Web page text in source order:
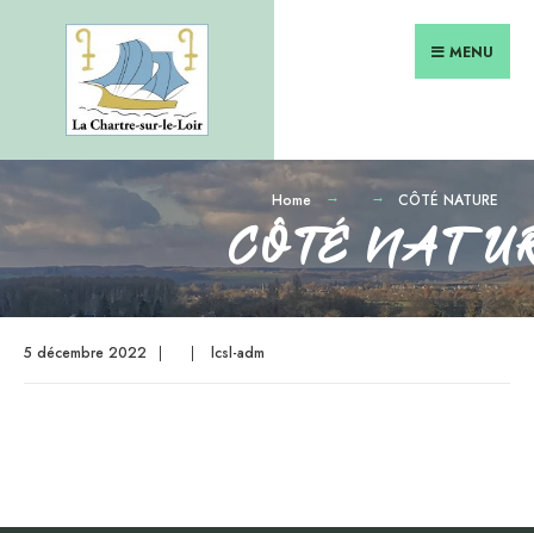
content
MENU
Home CÔTÉ NATURE
CÔTÉ
5 décembre 2022 | | lcsl-adm
for: